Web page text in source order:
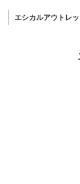
エシカルアウトレッ